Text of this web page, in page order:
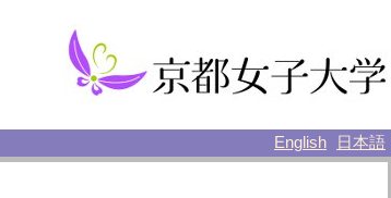
English 日本語